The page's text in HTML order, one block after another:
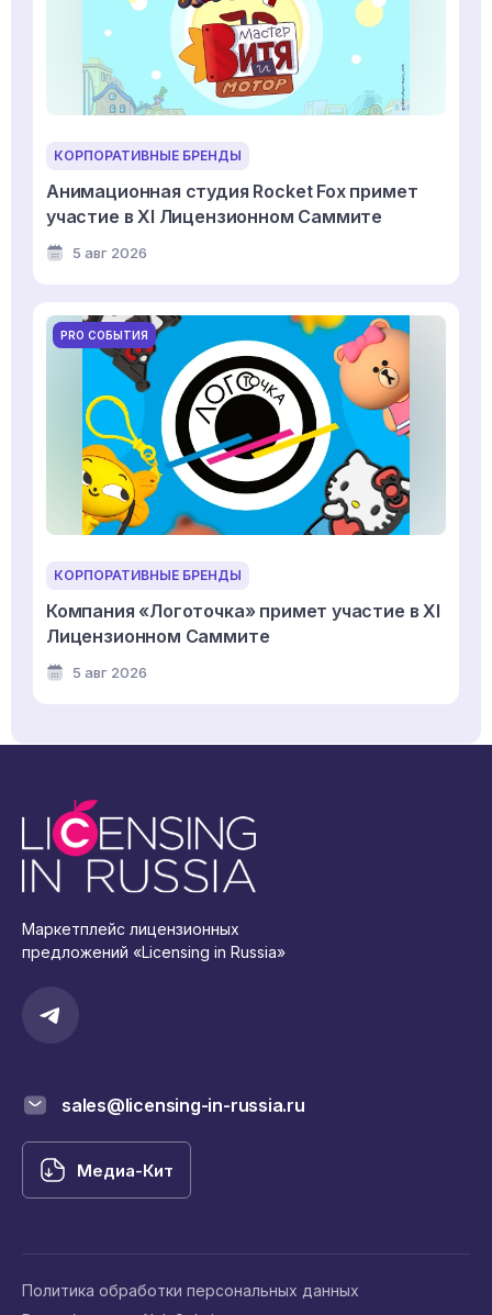
КОРПОРАТИВНЫЕ БРЕНДЫ
Анимационная студия Rocket Fox примет
участие в XI Лицензионном Саммите
5 авг 2026
PRO СОБЫТИЯ
КОРПОРАТИВНЫЕ БРЕНДЫ
Компания «Логоточка» примет участие в XI
Лицензионном Саммите
5 авг 2026
Маркетплейс лицензионных
предложений «Licensing in Russia»
sales@licensing-in-russia.ru
Медиа-Кит
Политика обработки персональных данных